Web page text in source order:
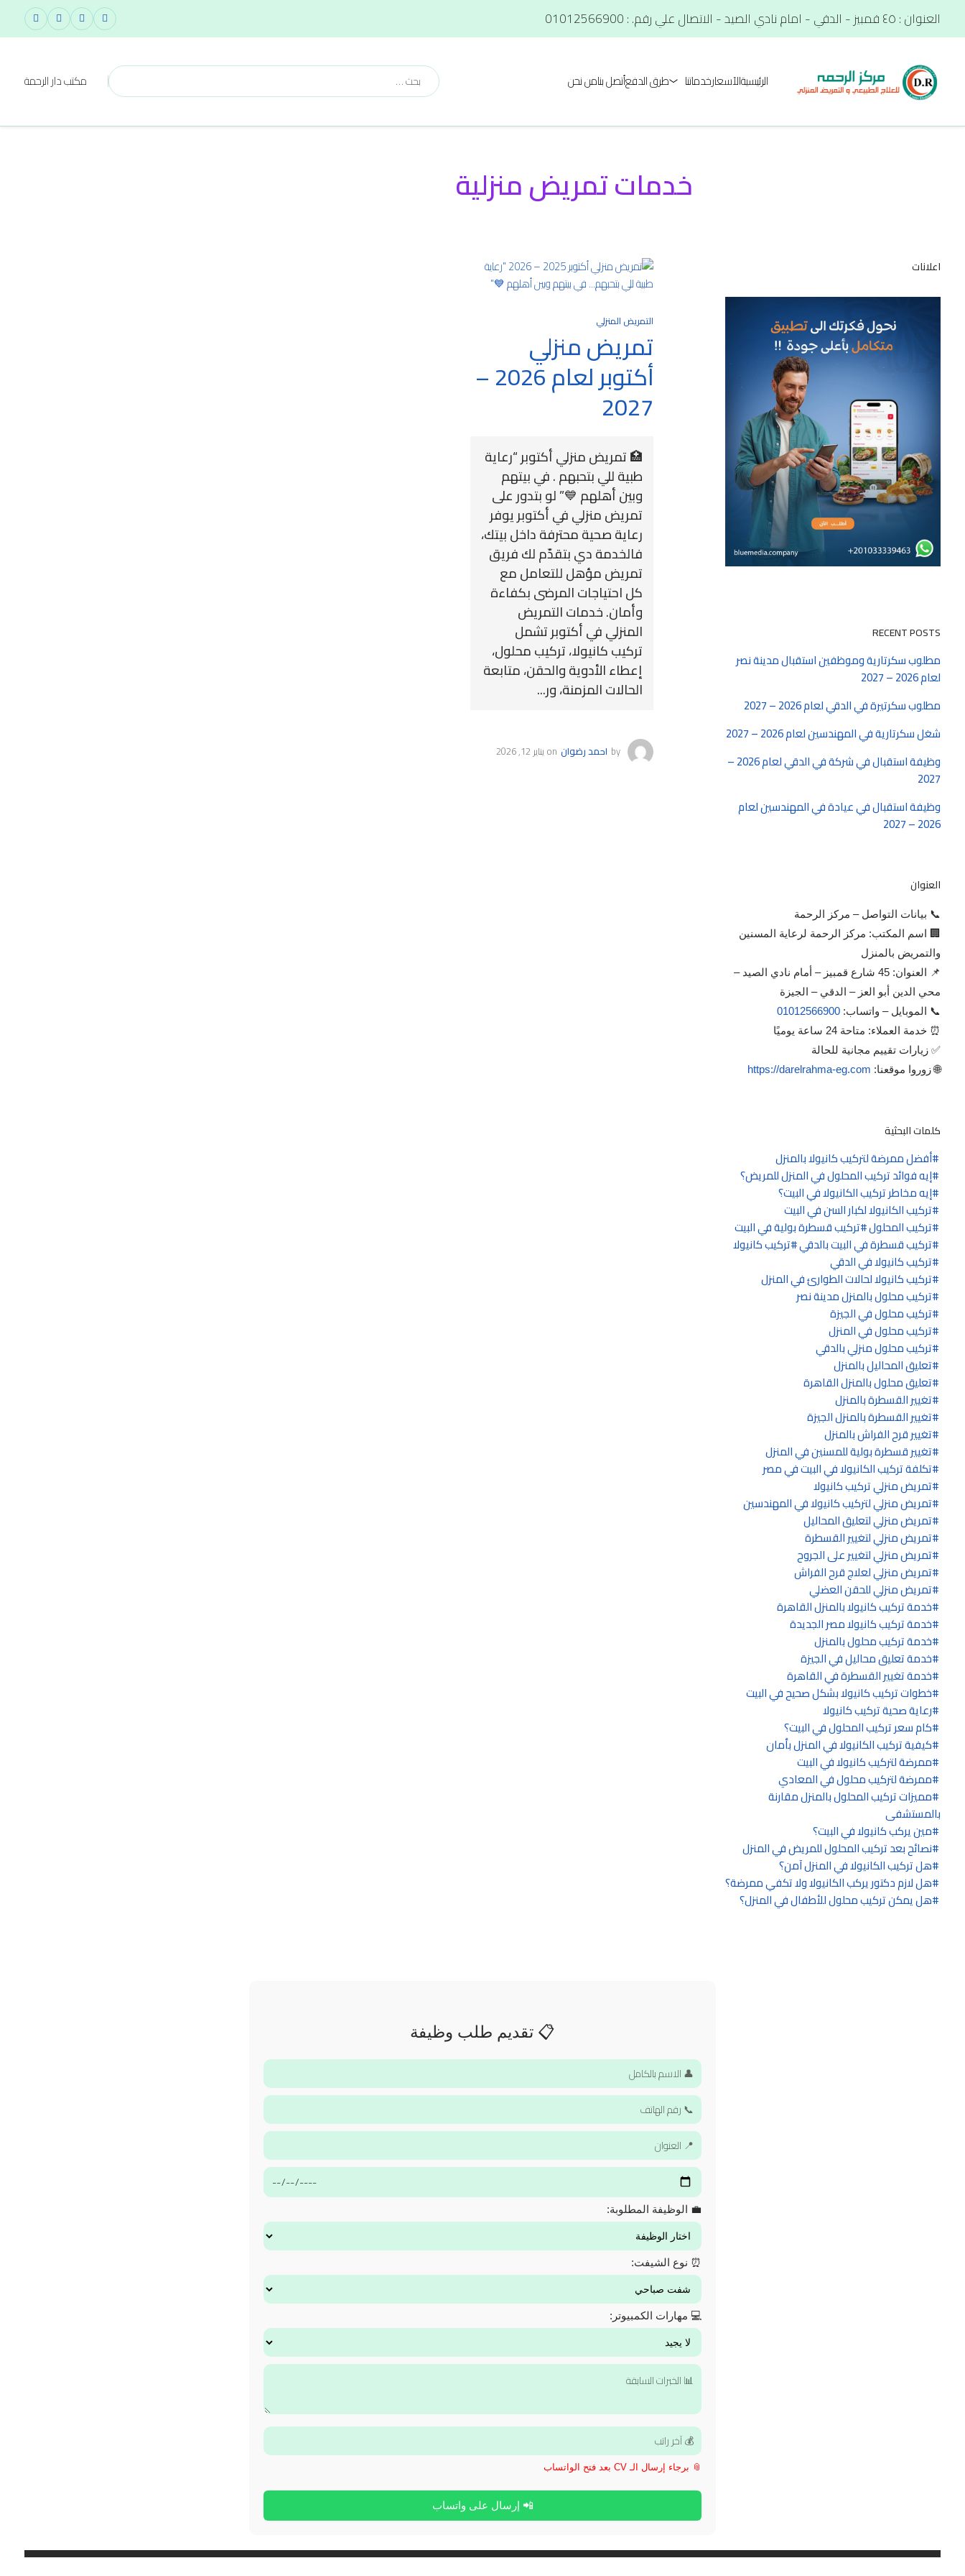
العنوان : ٤٥ قمبيز - الدقي - امام نادي الصيد - الاتصال علي رقم. : 01012566900
الرئيسيةالآسعارخدماتنا طرق الدفعأتصل بنامن نحن مكتب دار الرحمة
خدمات تمريض منزلية
التمريض المنزلي
تمريض منزلي
أكتوبر لعام 2026 –
2027
🏥 تمريض منزلي أكتوبر “رعاية
طبية للي بتحبهم . في بيتهم
وبين أهلهم 💙” لو بتدور على
تمريض منزلي في أكتوبر يوفر
رعاية صحية محترفة داخل بيتك،
فالخدمة دي بتقدّم لك فريق
تمريض مؤهل للتعامل مع
كل احتياجات المرضى بكفاءة
وأمان. خدمات التمريض
المنزلي في أكتوبر تشمل
تركيب كانيولا، تركيب محلول،
إعطاء الأدوية والحقن، متابعة
الحالات المزمنة، ور...
by احمد رضوان onيناير 12, 2026
اعلانات
RECENT POSTS
مطلوب سكرتارية وموظفين استقبال مدينة نصر
لعام 2026 – 2027
مطلوب سكرتيرة في الدقي لعام 2026 – 2027
شغل سكرتارية في المهندسين لعام 2026 – 2027
وظيفة استقبال في شركة في الدقي لعام 2026 –
2027
وظيفة استقبال في عيادة في المهندسين لعام
2026 – 2027
العنوان
📞 بيانات التواصل – مركز الرحمة
🏢 اسم المكتب: مركز الرحمة لرعاية المسنين
والتمريض بالمنزل
📌 العنوان: 45 شارع قمبيز – أمام نادي الصيد –
محي الدين أبو العز – الدقي – الجيزة
📞 الموبايل – واتساب: 01012566900
⏰ خدمة العملاء: متاحة 24 ساعة يوميًا
✅ زيارات تقييم مجانية للحالة
🌐 زوروا موقعنا: https://darelrahma-eg.com
كلمات البحثية
أفضل ممرضة لتركيب كانيولا بالمنزل
إيه فوائد تركيب المحلول في المنزل للمريض؟
إيه مخاطر تركيب الكانيولا في البيت؟
تركيب الكانيولا لكبار السن في البيت
تركيب المحلول تركيب قسطرة بولية في البيت
تركيب قسطرة في البيت بالدقي تركيب كانيولا
تركيب كانيولا في الدقي
تركيب كانيولا لحالات الطوارئ في المنزل
تركيب محلول بالمنزل مدينة نصر
تركيب محلول في الجيزة
تركيب محلول في المنزل
تركيب محلول منزلي بالدقي
تعليق المحاليل بالمنزل
تعليق محلول بالمنزل القاهرة
تغيير القسطرة بالمنزل
تغيير القسطرة بالمنزل الجيزة
تغيير قرح الفراش بالمنزل
تغيير قسطرة بولية للمسنين في المنزل
تكلفة تركيب الكانيولا في البيت في مصر
تمريض منزلي تركيب كانيولا
تمريض منزلي لتركيب كانيولا في المهندسين
تمريض منزلي لتعليق المحاليل
تمريض منزلي لتغيير القسطرة
تمريض منزلي لتغيير على الجروح
تمريض منزلي لعلاج قرح الفراش
تمريض منزلي للحقن العضلي
خدمة تركيب كانيولا بالمنزل القاهرة
خدمة تركيب كانيولا مصر الجديدة
خدمة تركيب محلول بالمنزل
خدمة تعليق محاليل في الجيزة
خدمة تغيير القسطرة في القاهرة
خطوات تركيب كانيولا بشكل صحيح في البيت
رعاية صحية تركيب كانيولا
كام سعر تركيب المحلول في البيت؟
كيفية تركيب الكانيولا في المنزل بأمان
ممرضة لتركيب كانيولا في البيت
ممرضة لتركيب محلول في المعادي
مميزات تركيب المحلول بالمنزل مقارنة
بالمستشفى
مين يركب كانيولا في البيت؟
نصائح بعد تركيب المحلول للمريض في المنزل
هل تركيب الكانيولا في المنزل آمن؟
هل لازم دكتور يركب الكانيولا ولا تكفي ممرضة؟
هل يمكن تركيب محلول للأطفال في المنزل؟
📋 تقديم طلب وظيفة
💼 الوظيفة المطلوبة:
⏰ نوع الشيفت:
💻 مهارات الكمبيوتر:
📎 برجاء إرسال الـ CV بعد فتح الواتساب
📲 إرسال على واتساب